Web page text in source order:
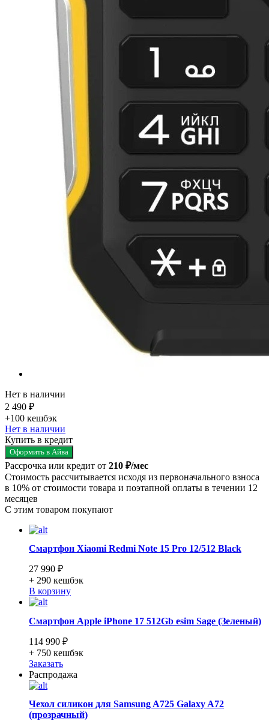
Нет в наличии
2 490 ₽
+100 кешбэк
Нет в наличии
Купить в кредит
Оформить в Айва
Рассрочка или кредит от 210 ₽/мес
Стоимость рассчитывается исходя из первоначального взноса
в 10% от стоимости товара и поэтапной оплаты в течении 12
месяцев
С этим товаром покупают
Смартфон Xiaomi Redmi Note 15 Pro 12/512 Black
27 990 ₽
+ 290 кешбэк
В корзину
Смартфон Apple iPhone 17 512Gb esim Sage (Зеленый)
114 990 ₽
+ 750 кешбэк
Заказать
Распродажа
Чехол силикон для Samsung A725 Galaxy A72
(прозрачный)